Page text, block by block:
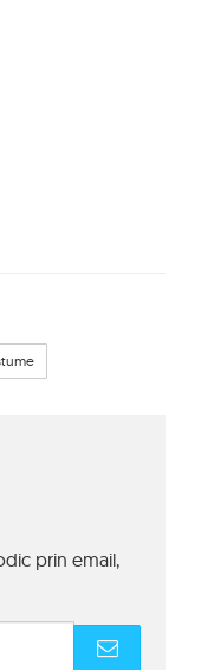
prin email,